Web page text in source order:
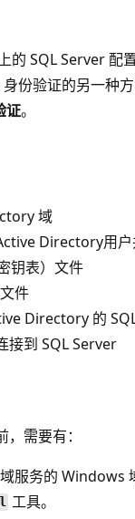
的 SQL Server
份验证的另一种
证。
域
Directory用户
钥表）文件
件
Directory 的
接到 SQL Server
需要有：
服务的 Windows
工具。